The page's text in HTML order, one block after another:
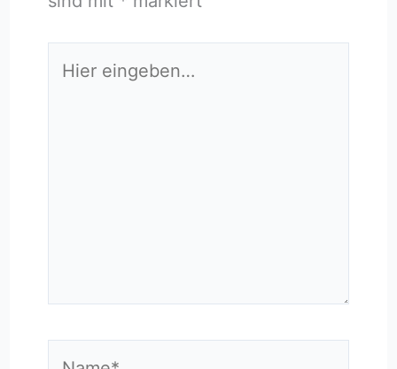
eingeben…